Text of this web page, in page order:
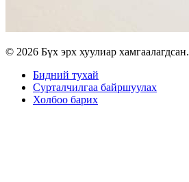
© 2026 Бүх эрх хуулиар хамгаалагдсан.
Бидний тухай
Сурталчилгаа байршуулах
Холбоо барих